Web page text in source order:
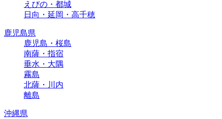
えびの・都城
日向・延岡・高千穂
鹿児島県
鹿児島・桜島
南薩・指宿
垂水・大隅
霧島
北薩・川内
離島
沖縄県